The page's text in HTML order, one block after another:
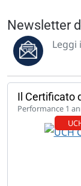
Newsletter
Leggi
Il Certificato
Performance 1